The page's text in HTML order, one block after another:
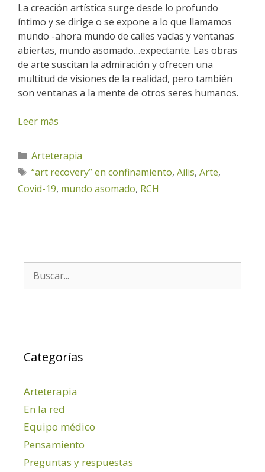
La creación artística surge desde lo profundo
íntimo y se dirige o se expone a lo que llamamos
mundo -ahora mundo de calles vacías y ventanas
abiertas, mundo asomado…expectante. Las obras
de arte suscitan la admiración y ofrecen una
multitud de visiones de la realidad, pero también
son ventanas a la mente de otros seres humanos.
Leer más
Categorías
Arteterapia
Etiquetas
“art recovery” en confinamiento, Ailis, Arte,
Covid-19, mundo asomado, RCH
Buscar:
Categorías
Arteterapia
En la red
Equipo médico
Pensamiento
Preguntas y respuestas